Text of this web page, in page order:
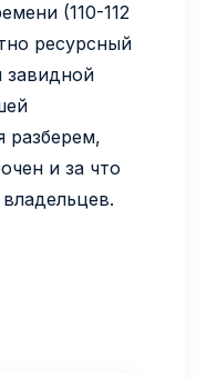
(110-112
ресурсный
завидной
разберем,
и за что